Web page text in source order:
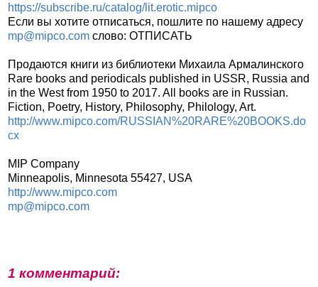
https://subscribe.ru/catalog/lit.erotic.mipco
Если вы хотите отписаться, пошлите по нашему адресу
mp@mipco.com слово: ОТПИСАТЬ
Продаются книги из библиотеки Михаила Армалинского
Rare books and periodicals published in USSR, Russia and
in the West from 1950 to 2017. All books are in Russian.
Fiction, Poetry, History, Philosophy, Philology, Art.
http://www.mipco.com/RUSSIAN%20RARE%20BOOKS.do
cx
MIP Company
Minneapolis, Minnesota 55427, USA
http://www.mipco.com
mp@mipco.com
1 комментарий: